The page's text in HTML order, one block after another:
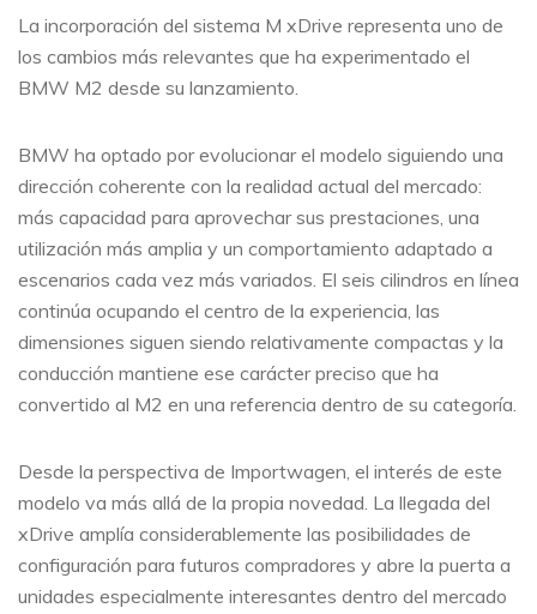
La incorporación del sistema M xDrive representa uno de
los cambios más relevantes que ha experimentado el
BMW M2 desde su lanzamiento.
BMW ha optado por evolucionar el modelo siguiendo una
dirección coherente con la realidad actual del mercado:
más capacidad para aprovechar sus prestaciones, una
utilización más amplia y un comportamiento adaptado a
escenarios cada vez más variados. El seis cilindros en línea
continúa ocupando el centro de la experiencia, las
dimensiones siguen siendo relativamente compactas y la
conducción mantiene ese carácter preciso que ha
convertido al M2 en una referencia dentro de su categoría.
Desde la perspectiva de Importwagen, el interés de este
modelo va más allá de la propia novedad. La llegada del
xDrive amplía considerablemente las posibilidades de
configuración para futuros compradores y abre la puerta a
unidades especialmente interesantes dentro del mercado